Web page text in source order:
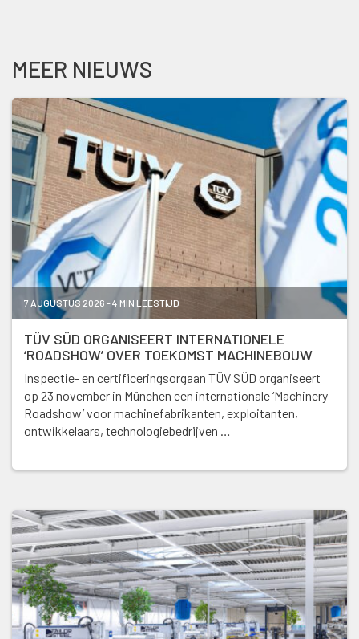
MEER NIEUWS
7 AUGUSTUS 2026 - 4 MIN LEESTIJD
TÜV SÜD ORGANISEERT INTERNATIONELE
‘ROADSHOW’ OVER TOEKOMST MACHINEBOUW
Inspectie- en certificeringsorgaan TÜV SÜD organiseert
op 23 november in München een internationale ‘Machinery
Roadshow’ voor machinefabrikanten, exploitanten,
ontwikkelaars, technologiebedrijven …